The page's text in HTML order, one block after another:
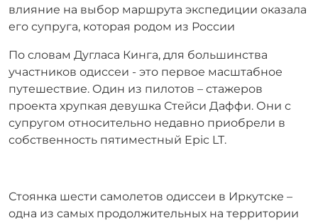
влияние на выбор маршрута экспедиции оказала
его супруга, которая родом из России
По словам Дугласа Кинга, для большинства
участников одиссеи - это первое масштабное
путешествие. Один из пилотов – стажеров
проекта хрупкая девушка Стейси Даффи. Они с
супругом относительно недавно приобрели в
собственность пятиместный Epic LT.
Стоянка шести самолетов одиссеи в Иркутске –
одна из самых продолжительных на территории